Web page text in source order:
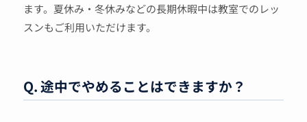
ます。夏休み・冬休みなどの長期休暇中は教室でのレッ
スンもご利用いただけます。
Q. 途中でやめることはできますか？